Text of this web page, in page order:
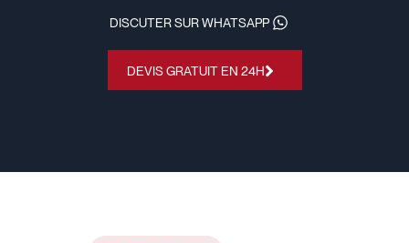
DISCUTER SUR WHATSAPP
DEVIS GRATUIT EN 24H